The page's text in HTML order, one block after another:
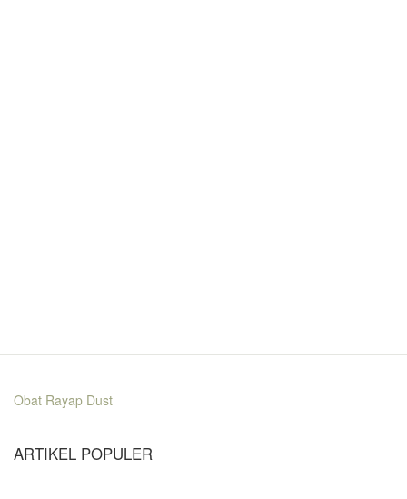
Obat Rayap Dust
ARTIKEL POPULER